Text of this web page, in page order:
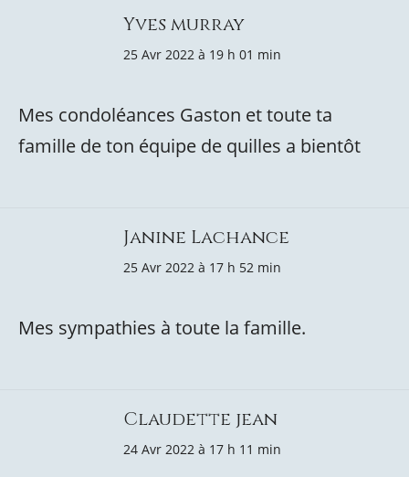
Yves murray
25 Avr 2022 à 19 h 01 min
Mes condoléances Gaston et toute ta
famille de ton équipe de quilles a bientôt
Janine Lachance
25 Avr 2022 à 17 h 52 min
Mes sympathies à toute la famille.
Claudette jean
24 Avr 2022 à 17 h 11 min